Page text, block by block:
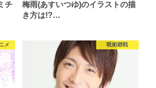
チ
梅雨(あすいつゆ)のイラストの描
き方は!?…
メ 呪術廻戦